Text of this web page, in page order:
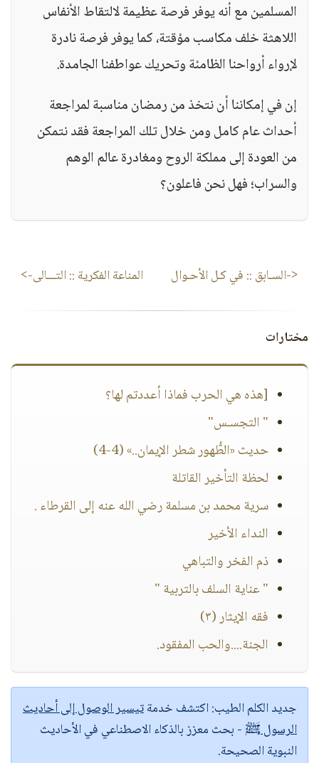
المسلمين مع أنه يوفر فرصة عظيمة لالتقاط الأنفاس
اللاهثة خلف مكاسب مؤقتة، كما يوفر فرصة نادرة
لإرواء أرواحنا الظامئة وتحريك عواطفنا الجامدة.
إن في إمكاننا أن نتخذ من رمضان مناسبة لمراجعة
أحداث عام كامل ومن خلال تلك المراجعة فقد نتمكن
من العودة إلى مملكة الروح ومغادرة عالم الوهم
والسراب؛ فهل نحن فاعلون؟
<-السـابق :: في كـل الأحـوال المناعة الفكرية :: التـــالى->
مختارات
[هذه هي الحرب فماذا أعددتم لها؟
" التجسـس"
حديث «الطُّهور شطر الإيمان..» (4-4)
لحظة التأخير القاتلة
سرية محمد بن مسلمة رضي الله عنه إلى القرطاء .
النداء الأخير
ذم الفخر والتباهي
" عناية السلف بالتربية "
فقه الإيثار (٣)
الجنة....والحب المفقود.
جديد الكلم الطيب:اكتشف خدمةتيسير الوصول إلى أحاديث
الرسول ﷺ - بحث معزز بالذكاء الاصطناعي في الأحاديث
النبوية الصحيحة.